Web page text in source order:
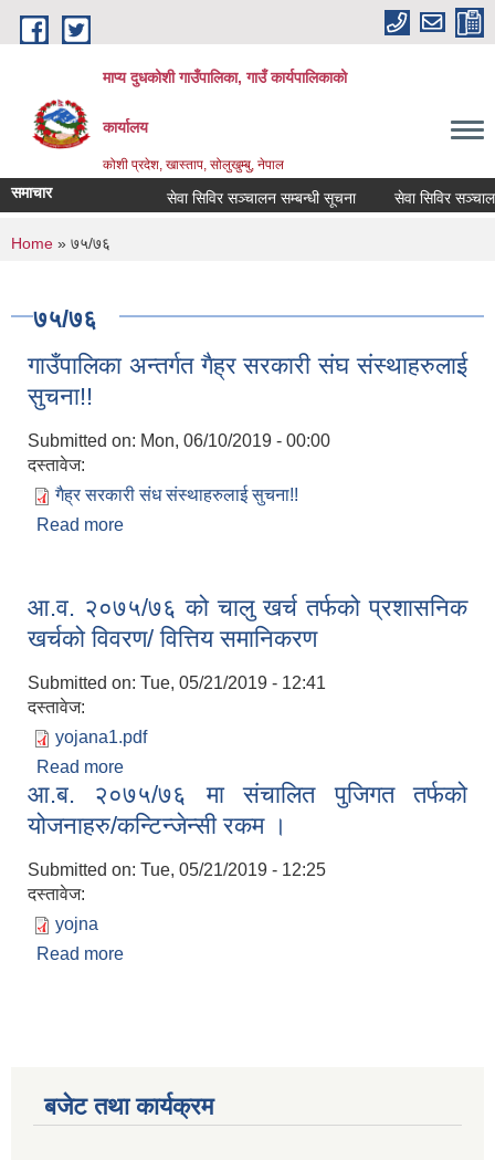
Skip to main content
माप्य दुधकोशी गाउँपालिका, गाउँ कार्यपालिकाको
कार्यालय
कोशी प्रदेश, खास्ताप, सोलुखुम्बु, नेपाल
समाचार सेवा सिविर सञ्चालन सम्बन्धी सूचना सेवा सिविर
You are here
Home » ७५/७६
७५/७६
गाउँपालिका अन्तर्गत गैह्र सरकारी संघ संस्थाहरुलाई
सुचना!!
Submitted on: Mon, 06/10/2019 - 00:00
दस्तावेज:
गैह्र सरकारी संध संस्थाहरुलाई सुचना!!
Read more
आ.व. २०७५/७६ को चालु खर्च तर्फको प्रशासनिक
खर्चको विवरण/ वित्तिय समानिकरण
Submitted on: Tue, 05/21/2019 - 12:41
दस्तावेज:
yojana1.pdf
Read more
खर्चको विवरण/ वित्तिय समानिकरण
आ.ब. २०७५/७६ मा संचालित पुजिगत तर्फको
योजनाहरु/कन्टिन्जेन्सी रकम ।
Submitted on: Tue, 05/21/2019 - 12:25
दस्तावेज:
yojna
Read more
बजेट तथा कार्यक्रम